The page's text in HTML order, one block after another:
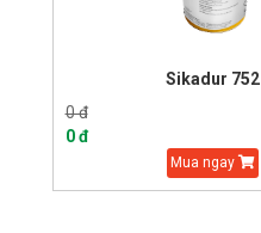
Sikadur 752
0 đ
0 đ
Mua ngay